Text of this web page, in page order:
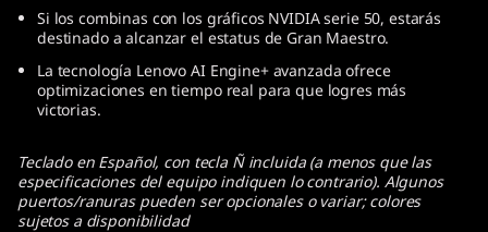
Si los combinas con los gráficos NVIDIA serie 50, estarás
destinado a alcanzar el estatus de Gran Maestro.
La tecnología Lenovo AI Engine+ avanzada ofrece
optimizaciones en tiempo real para que logres más
victorias.
Teclado en Español, con tecla Ñ incluida (a menos que las
especificaciones del equipo indiquen lo contrario). Algunos
puertos/ranuras pueden ser opcionales o variar; colores
sujetos a disponibilidad